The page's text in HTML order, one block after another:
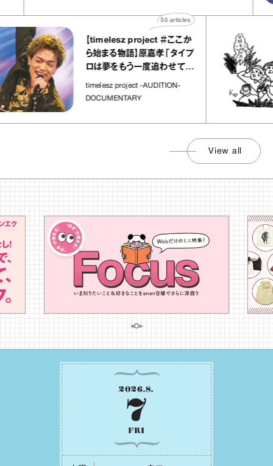
【timelesz project ＃ここか
ら始まる物語】原嘉孝「タイプ
ロは夢をもう一度追わせてく
れた場所」
timelesz project -AUDITION-
DOCUMENTARY
articles
View all
2026.8.
7
FRI